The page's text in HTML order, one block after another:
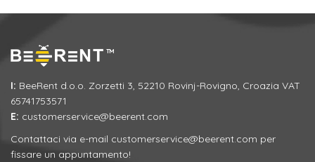
I: BeeRent d.o.o. Zorzetti 3, 52210 Rovinj-Rovigno, Croazia VAT
65741753571
E: customerservice@beerent.com
Contattaci via e-mail customerservice@beerent.com per
fissare un appuntamento!